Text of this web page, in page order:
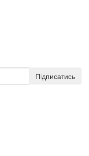
Підписатись